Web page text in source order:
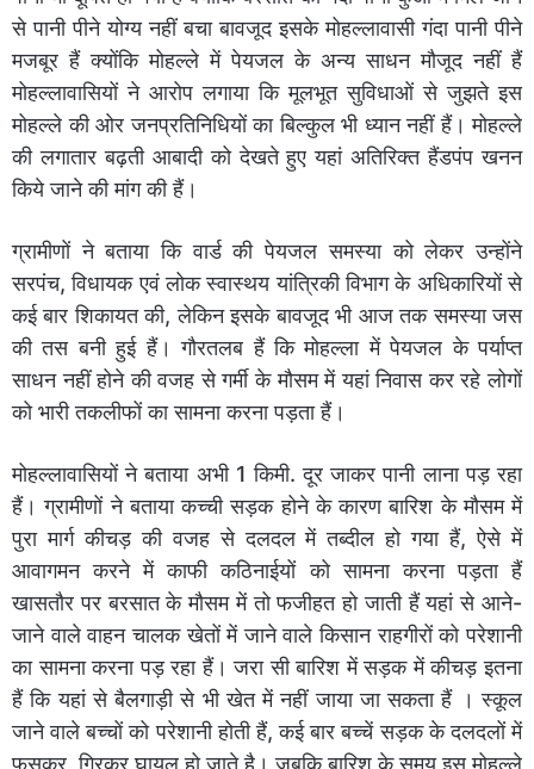
से पानी पीने योग्य नहीं बचा बावजूद इसके मोहल्लावासी गंदा पानी पीने
मजबूर हैं क्योंकि मोहल्ले में पेयजल के अन्य साधन मौजूद नहीं हैं
मोहल्लावासियों ने आरोप लगाया कि मूलभूत सुविधाओं से जुझते इस
मोहल्ले की ओर जनप्रतिनिधियों का बिल्कुल भी ध्यान नहीं हैं। मोहल्ले
की लगातार बढ़ती आबादी को देखते हुए यहां अतिरिक्त हैंडपंप खनन
किये जाने की मांग की हैं।
ग्रामीणों ने बताया कि वार्ड की पेयजल समस्या को लेकर उन्होंने
सरपंच, विधायक एवं लोक स्वास्थय यांत्रिकी विभाग के अधिकारियों से
कई बार शिकायत की, लेकिन इसके बावजूद भी आज तक समस्या जस
की तस बनी हुई हैं। गौरतलब हैं कि मोहल्ला में पेयजल के पर्याप्त
साधन नहीं होने की वजह से गर्मी के मौसम में यहां निवास कर रहे लोगों
को भारी तकलीफों का सामना करना पड़ता हैं।
मोहल्लावासियों ने बताया अभी 1 किमी. दूर जाकर पानी लाना पड़ रहा
हैं। ग्रामीणों ने बताया कच्ची सड़क होने के कारण बारिश के मौसम में
पुरा मार्ग कीचड़ की वजह से दलदल में तब्दील हो गया हैं, ऐसे में
आवागमन करने में काफी कठिनाईयों को सामना करना पड़ता हैं
खासतौर पर बरसात के मौसम में तो फजीहत हो जाती हैं यहां से आने-
जाने वाले वाहन चालक खेतों में जाने वाले किसान राहगीरों को परेशानी
का सामना करना पड़ रहा हैं। जरा सी बारिश में सड़क में कीचड़ इतना
हैं कि यहां से बैलगाड़ी से भी खेत में नहीं जाया जा सकता हैं । स्कूल
जाने वाले बच्चों को परेशानी होती हैं, कई बार बच्चें सड़क के दलदलों में